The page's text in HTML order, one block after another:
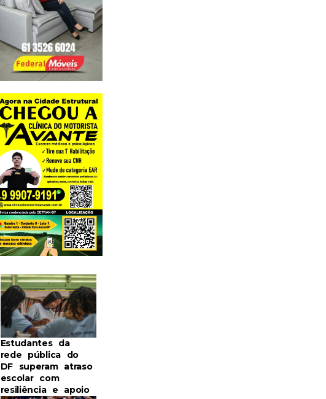
Estudantes da
rede pública do
DF superam atraso
escolar com
resiliência e apoio